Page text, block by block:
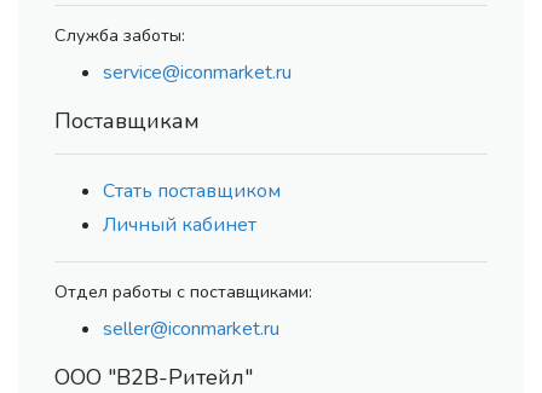
Служба заботы:
service@iconmarket.ru
Поставщикам
Стать поставщиком
Личный кабинет
Отдел работы с поставщиками:
seller@iconmarket.ru
ООО "В2В-Ритейл"